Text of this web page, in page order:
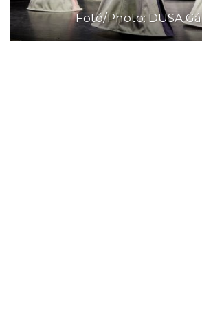
Fotó/Photo: DUSA